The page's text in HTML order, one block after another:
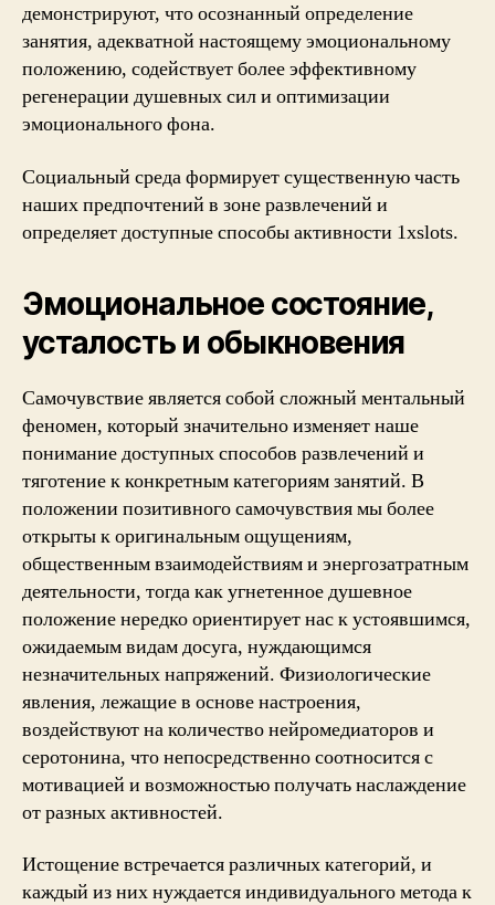
демонстрируют, что осознанный определение
занятия, адекватной настоящему эмоциональному
положению, содействует более эффективному
регенерации душевных сил и оптимизации
эмоционального фона.
Социальный среда формирует существенную часть
наших предпочтений в зоне развлечений и
определяет доступные способы активности 1xslots.
Эмоциональное состояние,
усталость и обыкновения
Самочувствие является собой сложный ментальный
феномен, который значительно изменяет наше
понимание доступных способов развлечений и
тяготение к конкретным категориям занятий. В
положении позитивного самочувствия мы более
открыты к оригинальным ощущениям,
общественным взаимодействиям и энергозатратным
деятельности, тогда как угнетенное душевное
положение нередко ориентирует нас к устоявшимся,
ожидаемым видам досуга, нуждающимся
незначительных напряжений. Физиологические
явления, лежащие в основе настроения,
воздействуют на количество нейромедиаторов и
серотонина, что непосредственно соотносится с
мотивацией и возможностью получать наслаждение
от разных активностей.
Истощение встречается различных категорий, и
каждый из них нуждается индивидуального метода к